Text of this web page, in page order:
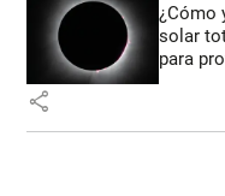
¿Cómo
solar
para
share